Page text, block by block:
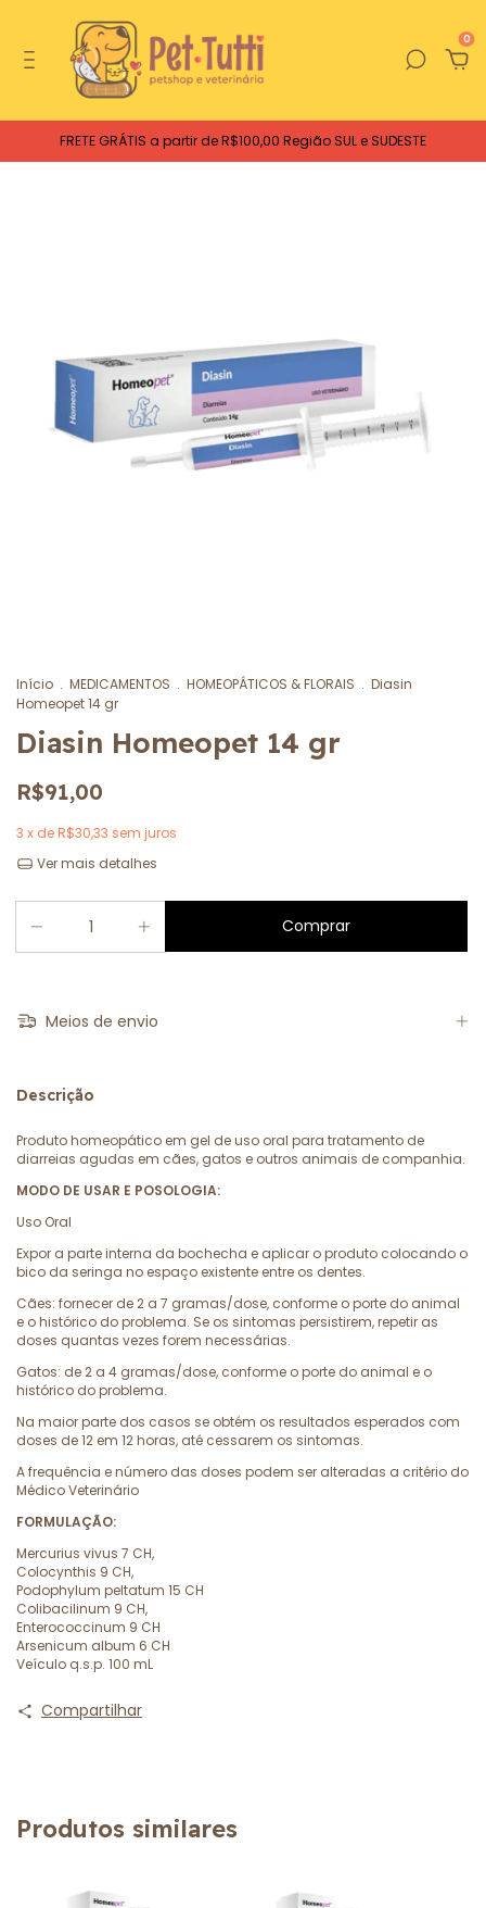
0
FRETE GRÁTIS a partir de R$100,00 Região SUL e SUDESTE
Início . MEDICAMENTOS . HOMEOPÁTICOS & FLORAIS . Diasin
Homeopet 14 gr
Diasin Homeopet 14 gr
R$91,00
3 x deR$30,33 sem juros
Ver mais detalhes
Meios de envio
Descrição
Produto homeopático em gel de uso oral para tratamento de
diarreias agudas em cães, gatos e outros animais de companhia.
MODO DE USAR E POSOLOGIA:
Uso Oral
Expor a parte interna da bochecha e aplicar o produto colocando o
bico da seringa no espaço existente entre os dentes.
Cães: fornecer de 2 a 7 gramas/dose, conforme o porte do animal
e o histórico do problema. Se os sintomas persistirem, repetir as
doses quantas vezes forem necessárias.
Gatos: de 2 a 4 gramas/dose, conforme o porte do animal e o
histórico do problema.
Na maior parte dos casos se obtém os resultados esperados com
doses de 12 em 12 horas, até cessarem os sintomas.
A frequência e número das doses podem ser alteradas a critério do
Médico Veterinário
FORMULAÇÃO:
Mercurius vivus 7 CH,
Colocynthis 9 CH,
Podophylum peltatum 15 CH
Colibacilinum 9 CH,
Enterococcinum 9 CH
Arsenicum album 6 CH
Veículo q.s.p. 100 mL
Compartilhar
Produtos similares